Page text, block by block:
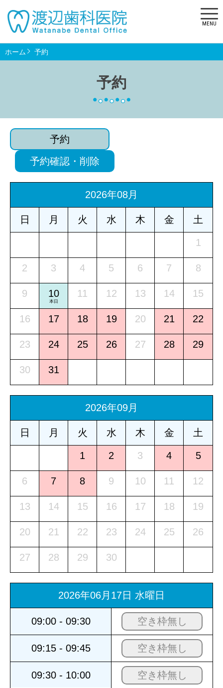
MENU
予約
ホーム 予約
予約
予約確認・削除
2026年08月
日 月 火 水 木 金 土
1
2 3 4 5 6 7 8
9 10
本日
11 12 13 14 15
16 17 18 19 20 21 22
23 24 25 26 27 28 29
30 31
2026年09月
日 月 火 水 木 金 土
1 2 3 4 5
6 7 8 9 10 11 12
13 14 15 16 17 18 19
20 21 22 23 24 25 26
27 28 29 30
2026年06月17日 水曜日
09:00 - 09:30 空き枠無し
09:15 - 09:45 空き枠無し
09:30 - 10:00 空き枠無し